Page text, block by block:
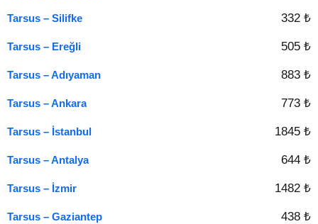
Tarsus – Silifke 332 ₺
Tarsus – Ereğli 505 ₺
Tarsus – Adıyaman 883 ₺
Tarsus – Ankara 773 ₺
Tarsus – İstanbul 1845 ₺
Tarsus – Antalya 644 ₺
Tarsus – İzmir 1482 ₺
Tarsus – Gaziantep 438 ₺